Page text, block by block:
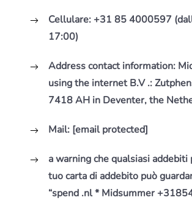
Cellulare: +31 85 4000597
17:00)
Address contact information:
using the internet B.V .:
7418 AH in Deventer, the
Mail: [email protected]
a warning che qualsiasi
tuo carta di addebito può
“spend .nl * Midsummer